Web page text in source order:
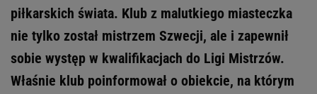
piłkarskich świata. Klub z malutkiego miasteczka
nie tylko został mistrzem Szwecji, ale i zapewnił
sobie występ w kwalifikacjach do Ligi Mistrzów.
Właśnie klub poinformował o obiekcie, na którym